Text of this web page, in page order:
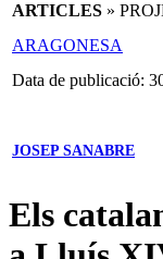
ARTICLES »
ARAGONESA
Data de publicació:
JOSEP SANABRE
Els